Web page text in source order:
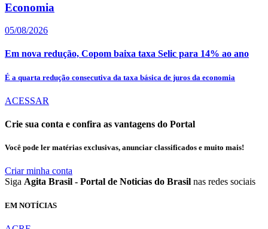
Economia
05/08/2026
Em nova redução, Copom baixa taxa Selic para 14% ao ano
É a quarta redução consecutiva da taxa básica de juros da economia
ACESSAR
Crie sua conta e confira as vantagens do Portal
Você pode ler matérias exclusivas, anunciar classificados e muito mais!
Criar minha conta
Siga Agita Brasil - Portal de Noticias do Brasil nas redes sociais
EM NOTÍCIAS